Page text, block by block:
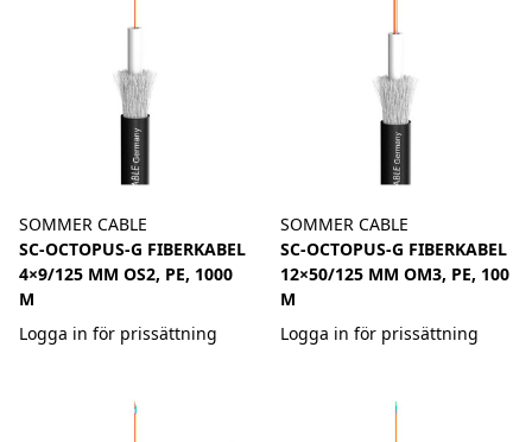
SOMMER CABLE
SC-OCTOPUS-G FIBERKABEL
4×9/125 ΜM OS2, PE, 1000
M
Logga in för prissättning
SOMMER CABLE
SC-OCTOPUS-G FIBERKABEL
12×50/125 ΜM OM3, PE, 100
M
Logga in för prissättning